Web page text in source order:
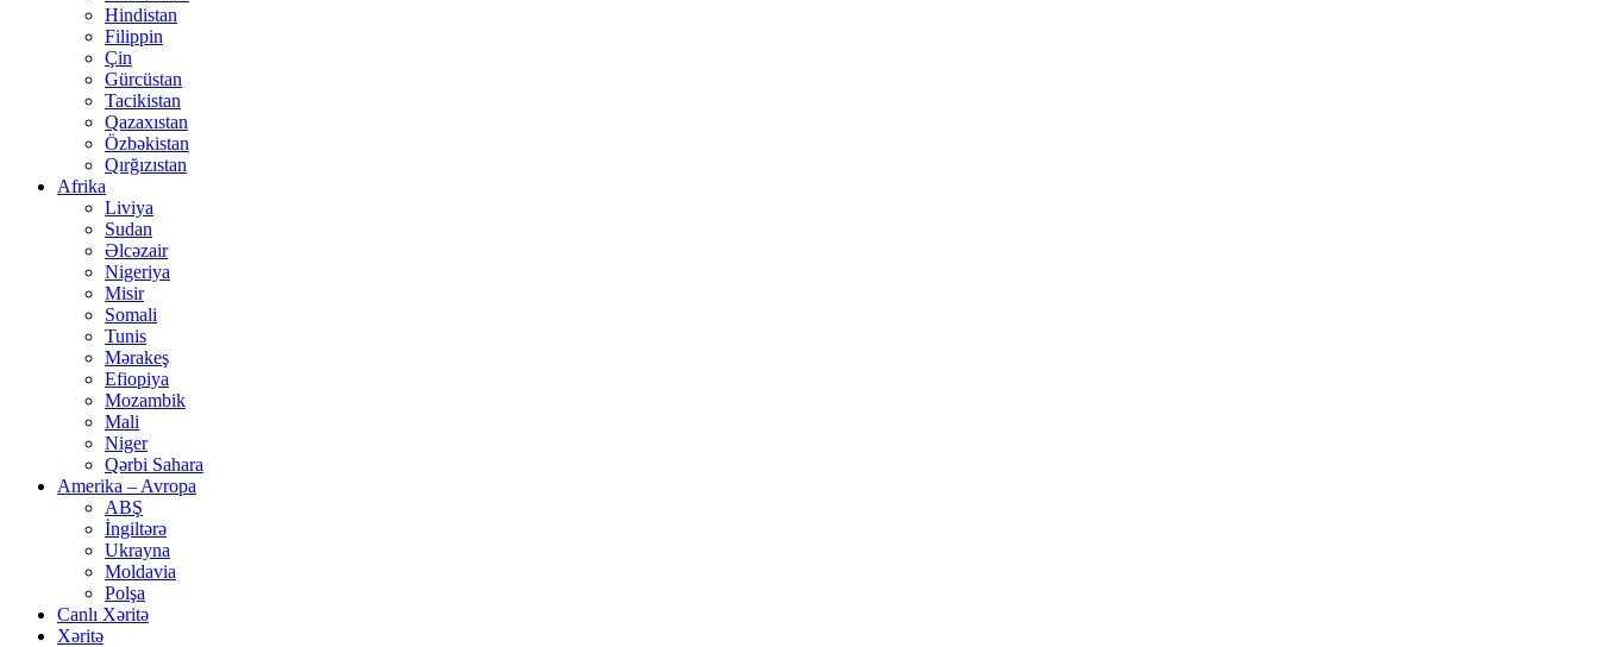
Hindistan
Filippin
Çin
Gürcüstan
Tacikistan
Qazaxıstan
Özbəkistan
Qırğızıstan
Afrika
Liviya
Sudan
Əlcəzair
Nigeriya
Misir
Somali
Tunis
Mərakeş
Efiopiya
Mozambik
Mali
Niger
Qərbi Sahara
Amerika – Avropa
ABŞ
İngiltərə
Ukrayna
Moldavia
Polşa
Canlı Xəritə
Xəritə